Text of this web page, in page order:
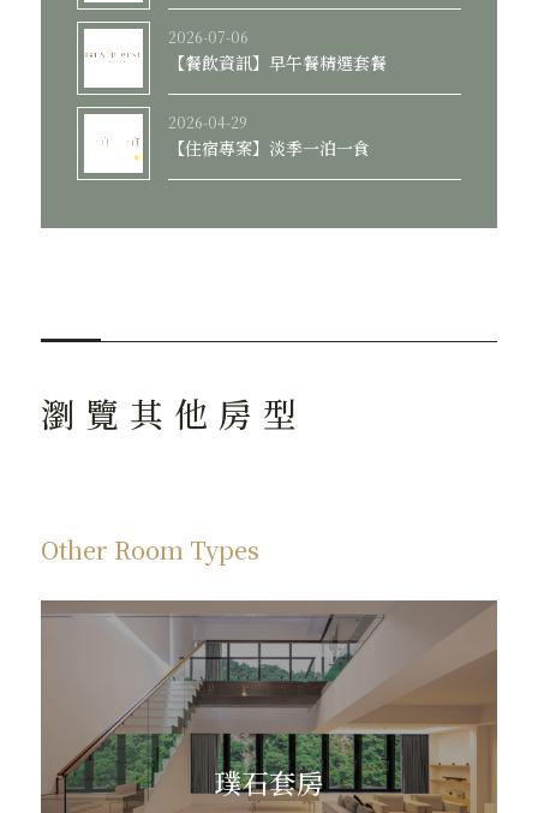
2026-07-06
【餐飲資訊】早午餐精選套餐
2026-04-29
【住宿專案】淡季一泊一食
瀏 覽 其 他 房 型
Other Room Types
璞石套房